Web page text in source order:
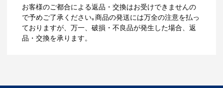
お客様のご都合による返品・交換はお受けできませんの
で予めご了承ください｡商品の発送には万全の注意を払っ
ておりますが、万一、破損・不良品が発生した場合、返
品・交換を承ります。